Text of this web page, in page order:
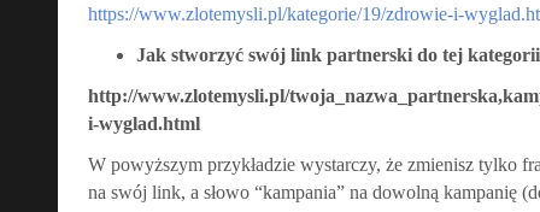
https://www.zlotemysli.pl/kategorie/19/zdrowie-i-
Jak stworzyć swój link partnerski do tej
http://www.zlotemysli.pl/
i-wyglad.html
W powyższym przykładzie wystarczy, że zmienisz tylko
na swój link, a słowo “kampania” na dowolną kampanię